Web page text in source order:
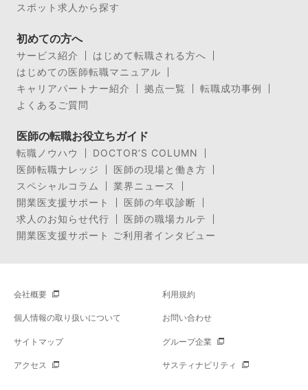
スポット求人から探す
初めての方へ
サービス紹介
はじめて転職される方へ
はじめての医師転職マニュアル
キャリアパートナー紹介
拠点一覧
転職成功事例
よくあるご質問
医師の転職お役立ちガイド
転職ノウハウ
DOCTOR’S COLUMN
医師転職ナレッジ
医師の現場と働き方
スペシャルコラム
業界ニュース
開業医支援サポート
医師の年収診断
求人のお知らせ代行
医師の職場カルテ
開業医支援サポート ご利用者インタビュー
会社概要 利用規約
個人情報の取り扱いについて お問い合わせ
サイトマップ グループ企業
アクセス サスティナビリティ